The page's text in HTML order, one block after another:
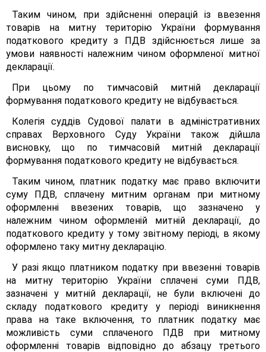
Таким чином, при здійсненні операцій із ввезення
товарів на митну територію України формування
податкового кредиту з ПДВ здійснюється лише за
умови наявності належним чином оформленої митної
декларації.
При цьому по тимчасовій митній декларації
формування податкового кредиту не відбувається.
Колегія суддів Судової палати в адміністративних
справах Верховного Суду України також дійшла
висновку, що по тимчасовій митній декларації
формування податкового кредиту не відбувається.
Таким чином, платник податку має право включити
суму ПДВ, сплачену митним органам при митному
оформленні ввезених товарів, що зазначено у
належним чином оформленій митній декларації, до
податкового кредиту у тому звітному періоді, в якому
оформлено таку митну декларацію.
У разі якщо платником податку при ввезенні товарів
на митну територію України сплачені суми ПДВ,
зазначені у митній декларації, не були включені до
складу податкового кредиту у періоді виникнення
права на таке включення, то платник податку має
можливість суми сплаченого ПДВ при митному
оформленні товарів відповідно до абзацу третього